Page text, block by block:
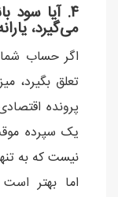
۴. آیا سود
می‌گیرد،
اگر حساب
تعلق بگیرد،
پرونده
یک سپرده
نیست که به
اما بهتر